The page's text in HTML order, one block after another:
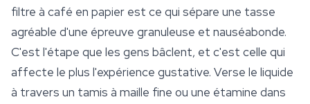
filtre à café en papier est ce qui sépare une tasse
agréable d'une épreuve granuleuse et nauséabonde.
C'est l'étape que les gens bâclent, et c'est celle qui
affecte le plus l'expérience gustative. Verse le liquide
à travers un tamis à maille fine ou une étamine dans